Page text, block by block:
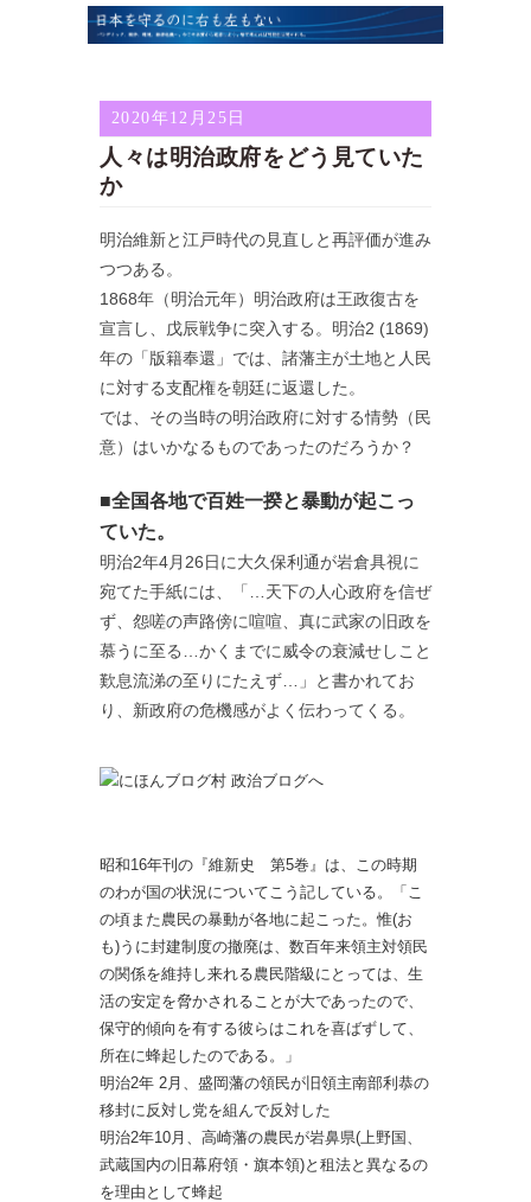
2020年12月25日
人々は明治政府をどう見ていた
か
明治維新と江戸時代の見直しと再評価が進み
つつある。
1868年（明治元年）明治政府は王政復古を
宣言し、戊辰戦争に突入する。明治2 (1869)
年の「版籍奉還」では、諸藩主が土地と人民
に対する支配権を朝廷に返還した。
では、その当時の明治政府に対する情勢（民
意）はいかなるものであったのだろうか？
■全国各地で百姓一揆と暴動が起こっ
ていた。
明治2年4月26日に大久保利通が岩倉具視に
宛てた手紙には、「…天下の人心政府を信ぜ
ず、怨嗟の声路傍に喧喧、真に武家の旧政を
慕うに至る…かくまでに威令の衰減せしこと
歎息流涕の至りにたえず…」と書かれてお
り、新政府の危機感がよく伝わってくる。
昭和16年刊の『維新史 第5巻』は、この時期
のわが国の状況についてこう記している。「こ
の頃また農民の暴動が各地に起こった。惟(お
も)うに封建制度の撤廃は、数百年来領主対領民
の関係を維持し来れる農民階級にとっては、生
活の安定を脅かされることが大であったので、
保守的傾向を有する彼らはこれを喜ばずして、
所在に蜂起したのである。」
明治2年 2月、盛岡藩の領民が旧領主南部利恭の
移封に反対し党を組んで反対した
明治2年10月、高崎藩の農民が岩鼻県(上野国、
武蔵国内の旧幕府領・旗本領)と租法と異なるの
を理由として蜂起